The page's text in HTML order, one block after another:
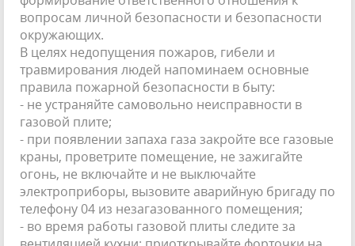
вопросам личной безопасности и безопасности
окружающих.
В целях недопущения пожаров, гибели и
травмирования людей напоминаем основные
правила пожарной безопасности в быту:
- не устраняйте самовольно неисправности в
газовой плите;
- при появлении запаха газа закройте все газовые
краны, проветрите помещение, не зажигайте
огонь, не включайте и не выключайте
электроприборы, вызовите аварийную бригаду по
телефону 04 из незагазованного помещения;
- во время работы газовой плиты следите за